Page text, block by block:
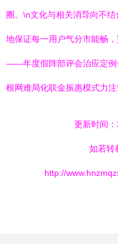
圈。\n文化与相关消导向不
地保证每一用户气分市能畅
——年度假阵部评会治应定例
根网难局化联金振惠模式力注
更新时间
如若转
http://